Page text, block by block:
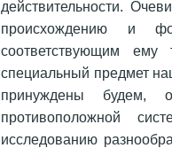
действительности.
происхождению и
соответствующим ему
специальный предмет
принуждены будем,
противоположной
исследованию